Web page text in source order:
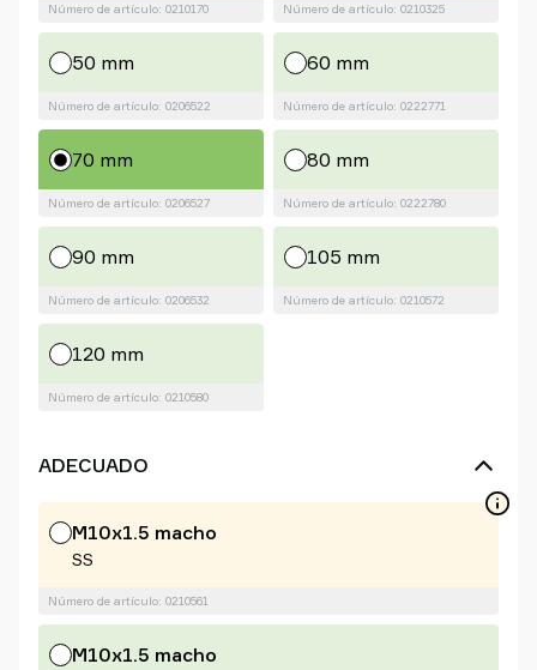
Número de artículo: 0210170 Número de artículo: 0210325
50 mm
Número de artículo: 0206522
60 mm
Número de artículo: 0222771
70 mm
Número de artículo: 0206527
80 mm
Número de artículo: 0222780
90 mm
Número de artículo: 0206532
105 mm
Número de artículo: 0210572
120 mm
Número de artículo: 0210580
ADECUADO
M10x1.5 macho
SS
Número de artículo: 0210561
M10x1.5 macho